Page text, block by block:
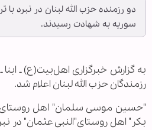
دو رزمنده حزب الله لبنان در نبرد
سوریه به شهادت رسیدند.
به گزارش خبرگزاری اهل‌بیت(ع) ـ
رزمندگان حزب الله لبنان اعلام شد.
"حسین موسی سلمان" اهل
بکر" اهل روستای"النبی عثمان" در